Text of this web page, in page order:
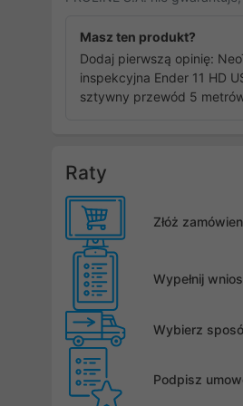
Masz ten produkt?
Dodaj pierwszą opinię:
inspekcyjna Ender 11 HD
sztywny przewód 5
Raty
Złóż
Wypełnij
Wybierz
Podpisz